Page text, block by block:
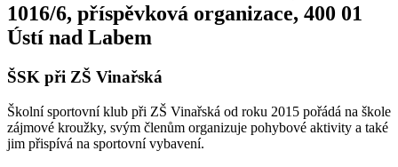
1016/6, příspěvková organizace, 400 01
Ústí nad Labem
ŠSK při ZŠ Vinařská
Školní sportovní klub při ZŠ Vinařská od roku 2015 pořádá na škole
zájmové kroužky, svým členům organizuje pohybové aktivity a také
jim přispívá na sportovní vybavení.